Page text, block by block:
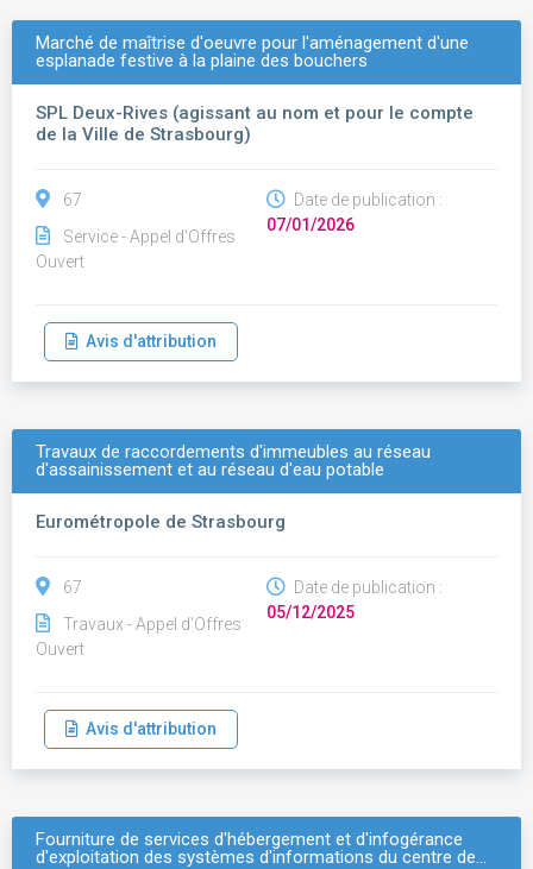
Marché de maîtrise d'oeuvre pour l'aménagement d'une
esplanade festive à la plaine des bouchers
SPL Deux-Rives (agissant au nom et pour le compte
de la Ville de Strasbourg)
67
Service - Appel d'Offres
Ouvert
Date de publication :
07/01/2026
Avis d'attribution
Travaux de raccordements d'immeubles au réseau
d'assainissement et au réseau d'eau potable
Eurométropole de Strasbourg
67
Travaux - Appel d'Offres
Ouvert
Date de publication :
05/12/2025
Avis d'attribution
Fourniture de services d'hébergement et d'infogérance
d'exploitation des systèmes d'informations du centre de…